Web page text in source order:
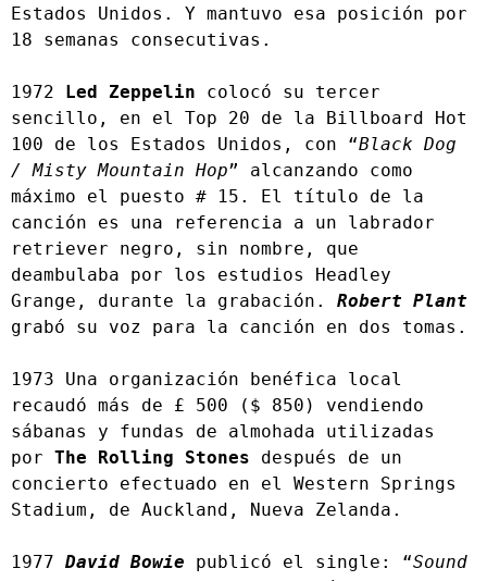
Estados Unidos. Y mantuvo esa posición por
18 semanas consecutivas.
1972 Led Zeppelin colocó su tercer
sencillo, en el Top 20 de la Billboard Hot
100 de los Estados Unidos, con “Black Dog
/ Misty Mountain Hop” alcanzando como
máximo el puesto # 15. El título de la
canción es una referencia a un labrador
retriever negro, sin nombre, que
deambulaba por los estudios Headley
Grange, durante la grabación. Robert Plant
grabó su voz para la canción en dos tomas.
1973 Una organización benéfica local
recaudó más de £ 500 ($ 850) vendiendo
sábanas y fundas de almohada utilizadas
por The Rolling Stones después de un
concierto efectuado en el Western Springs
Stadium, de Auckland, Nueva Zelanda.
1977 David Bowie publicó el single: “Sound